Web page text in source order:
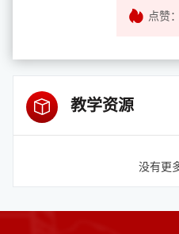
点赞：
教学资源
没有更